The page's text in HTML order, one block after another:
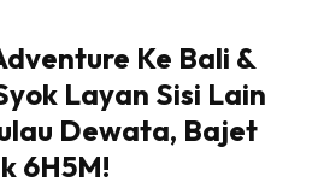
Ke Bali &
Layan Sisi Lain
Dewata, Bajet
6H5M!